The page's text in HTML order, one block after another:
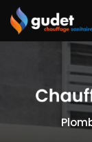
Aller
au
contenu
principal